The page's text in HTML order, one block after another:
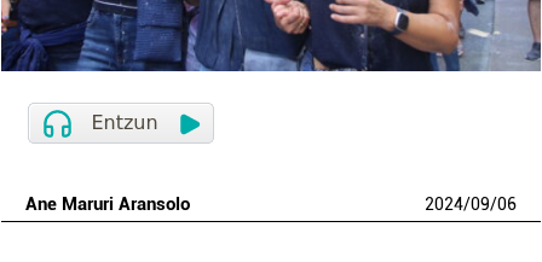
Ane Maruri Aransolo 2024/09/06